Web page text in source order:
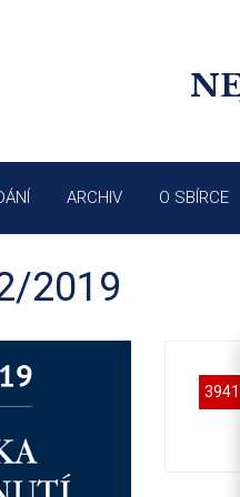
ARCHIV O SBÍRCE
2019